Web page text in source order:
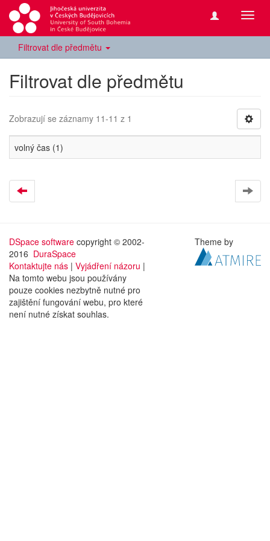
Filtrovat dle předmětu
Filtrovat dle předmětu
Zobrazují se záznamy 11-11 z 1
volný čas (1)
DSpace software copyright © 2002-
2016 DuraSpace
Kontaktujte nás | Vyjádření názoru |
Na tomto webu jsou používány
pouze cookies nezbytně nutné pro
zajištění fungování webu, pro které
není nutné získat souhlas.
Theme by